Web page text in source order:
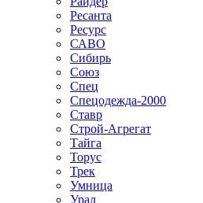
Ресанта
Ресурс
САВО
Сибирь
Союз
Спец
Спецодежда-2000
Ставр
Строй-Агрегат
Тайга
Торус
Трек
Умница
Урал